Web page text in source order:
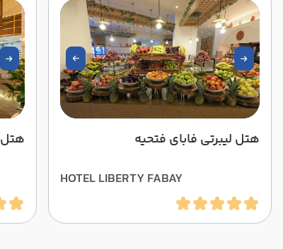
هتل لیبرتی فابای فتحیه
HOTEL LIBERTY FABAY
هتل